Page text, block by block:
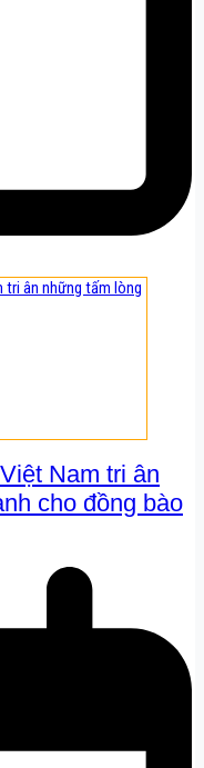
Nam tri ân
cho đồng bào